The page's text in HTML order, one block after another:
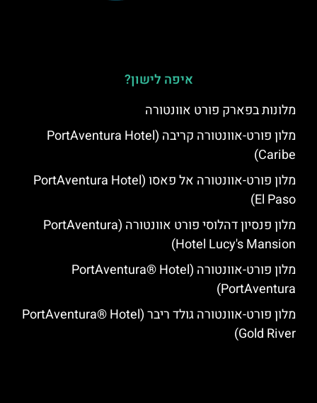
איפה לישון?
מלונות בפארק פורט אוונטורה
מלון פורט-אוונטורה קריבה (PortAventura Hotel
Caribe)
מלון פורט-אוונטורה אל פאסו (PortAventura Hotel
El Paso)
מלון פנסיון דהלוסי פורט אוונטורה (PortAventura
Hotel Lucy's Mansion‬)
מלון פורט-אוונטורה (PortAventura® Hotel
PortAventura)
מלון פורט-אוונטורה גולד ריבר (PortAventura® Hotel
Gold River)